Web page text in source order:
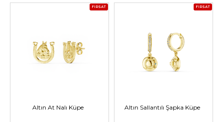
FIRSAT
Altın At Nalı Küpe
FIRSAT
Altın Sallantılı Şapka Küpe